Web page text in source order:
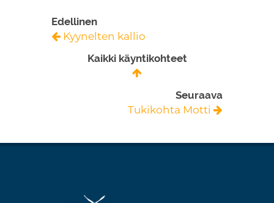
Edellinen
Kyynelten kallio
Kaikki käyntikohteet
Seuraava
Tukikohta Motti